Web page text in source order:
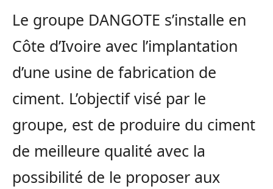
Le groupe DANGOTE s’installe en
Côte d’Ivoire avec l’implantation
d’une usine de fabrication de
ciment. L’objectif visé par le
groupe, est de produire du ciment
de meilleure qualité avec la
possibilité de le proposer aux